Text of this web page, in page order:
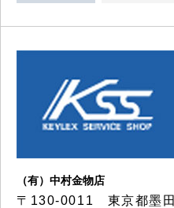
（有）中村金物店
〒130-0011 東京都墨